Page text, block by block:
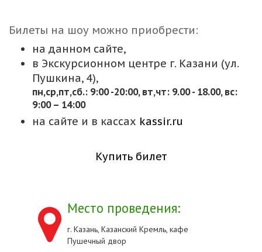
Билеты на шоу можно приобрести:
на данном сайте,
в Экскурсионном центре г. Казани (ул.
Пушкина, 4),
пн,cр,пт,сб.: 9:00 -20:00, вт,чт: 9.00 - 18.00, вс:
9:00 – 14:00
на сайте и в кассах kassir.ru
Купить билет
Место проведения:
г. Казань, Казанский Кремль, кафе
Пушечный двор